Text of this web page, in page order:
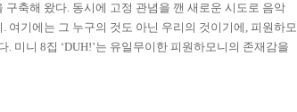
구축해 왔다. 동시에 고정 관념을 깬 새로운 시도로 음악
. 여기에는 그 누구의 것도 아닌 우리의 것이기에 , 피원하모
. 미니 8집 ‘DUH!’는 유일무이한 피원하모니의 존재감을